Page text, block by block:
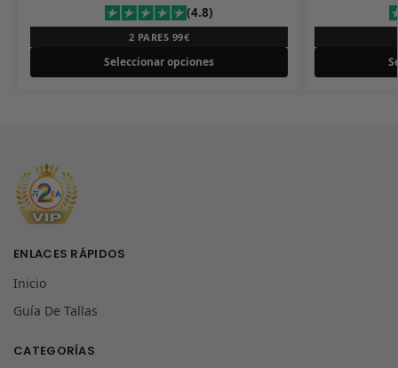
(4.8)
2 PARES 99€
Seleccionar opciones
ENLACES RÁPIDOS
Inicio
Guía De Tallas
CATEGORÍAS